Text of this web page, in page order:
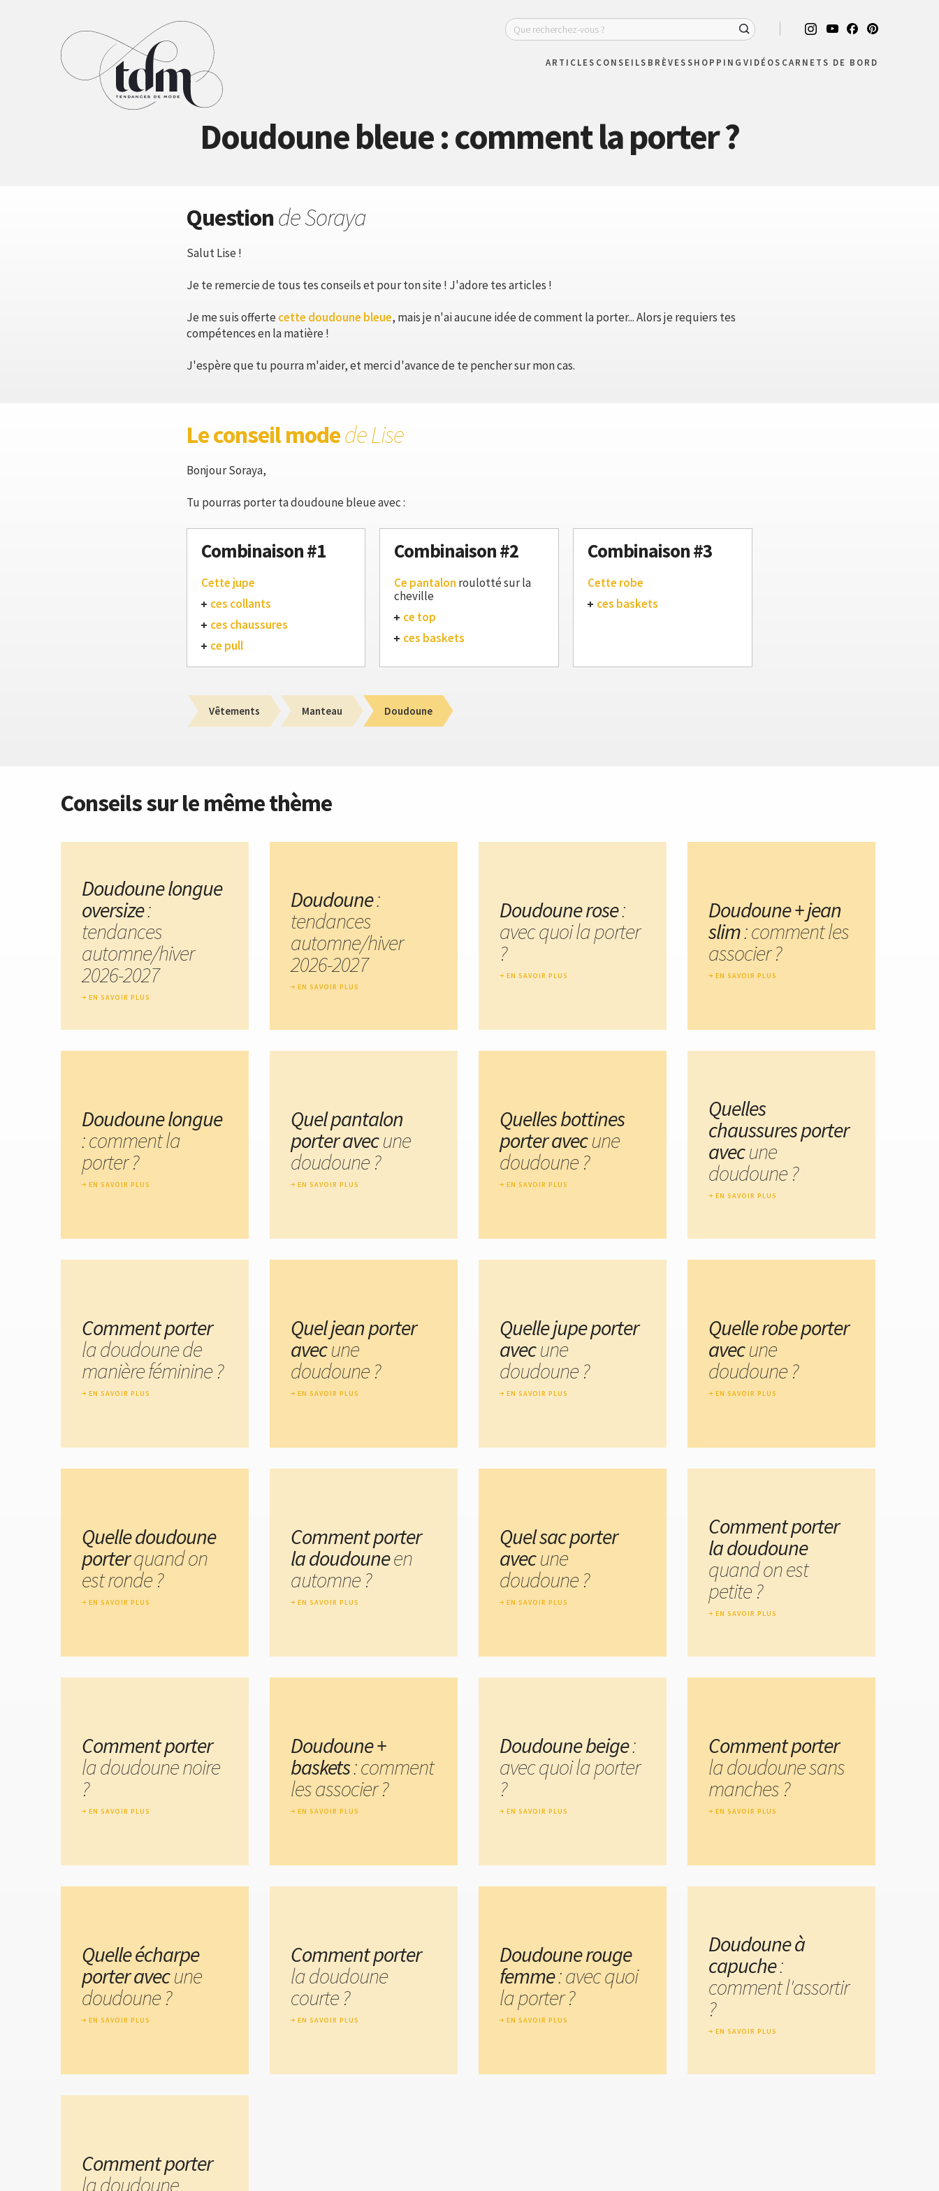
ARTICLES CONSEILS BRÈVESSHOPPING VIDÉOS CARNETS DE BORD
Doudoune bleue : comment la porter ?
Questionde Soraya
Salut Lise !
Je te remercie de tous tes conseils et pour ton site ! J'adore tes articles !
Je me suis offertecette doudoune bleue, mais je n'ai aucune idée de comment la porter... Alors je requiers tes
compétences en la matière !
J'espère que tu pourra m'aider, et merci d'avance de te pencher sur mon cas.
Le conseil modede Lise
Bonjour Soraya,
Tu pourras porter ta doudoune bleue avec :
Combinaison #1
Cette jupe
ces collants
ces chaussures
ce pull
Combinaison #2
Ce pantalon roulotté sur la
cheville
ce top
ces baskets
Combinaison #3
Cette robe
ces baskets
Vêtements Manteau Doudoune
Conseils sur le même thème
Doudoune longue
oversize:
tendances
automne/hiver
2026-2027
EN SAVOIR PLUS
Doudoune:
tendances
automne/hiver
2026-2027
EN SAVOIR PLUS
Doudoune rose:
avec quoi la porter
?
EN SAVOIR PLUS
Doudoune + jean
slim: comment les
associer ?
EN SAVOIR PLUS
Doudoune longue
: comment la
porter ?
EN SAVOIR PLUS
Quel pantalon
porter avecune
doudoune ?
EN SAVOIR PLUS
Quelles bottines
porter avecune
doudoune ?
EN SAVOIR PLUS
Quelles
chaussures porter
avecune
doudoune ?
EN SAVOIR PLUS
Comment porter
la doudoune de
manière féminine ?
EN SAVOIR PLUS
Quel jean porter
avecune
doudoune ?
EN SAVOIR PLUS
Quelle jupe porter
avecune
doudoune ?
EN SAVOIR PLUS
Quelle robe porter
avecune
doudoune ?
EN SAVOIR PLUS
Quelle doudoune
porterquand on
est ronde ?
EN SAVOIR PLUS
Comment porter
la doudouneen
automne ?
EN SAVOIR PLUS
Quel sac porter
avecune
doudoune ?
EN SAVOIR PLUS
Comment porter
la doudoune
quand on est
petite ?
EN SAVOIR PLUS
Comment porter
la doudoune noire
?
EN SAVOIR PLUS
Doudoune +
baskets: comment
les associer ?
EN SAVOIR PLUS
Doudoune beige:
avec quoi la porter
?
EN SAVOIR PLUS
Comment porter
la doudoune sans
manches ?
EN SAVOIR PLUS
Quelle écharpe
porter avecune
doudoune ?
EN SAVOIR PLUS
Comment porter
la doudoune
courte ?
EN SAVOIR PLUS
Doudoune rouge
femme: avec quoi
la porter ?
EN SAVOIR PLUS
Doudoune à
capuche:
comment l'assortir
?
EN SAVOIR PLUS
Comment porter
la doudoune